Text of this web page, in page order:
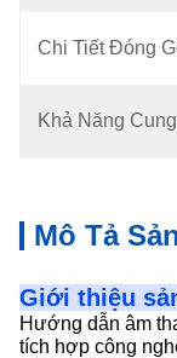
Chi Tiết Đóng
Khả Năng
Mô Tả
Giới thiệu
Hướng dẫn âm
tích hợp công